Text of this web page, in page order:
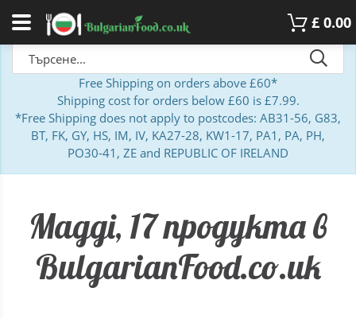
£ 0.00
Free Shipping on orders above £60*
Shipping cost for orders below £60 is £7.99.
*Free Shipping does not apply to postcodes: AB31-56, G83,
BT, FK, GY, HS, IM, IV, KA27-28, KW1-17, PA1, PA, PH,
PO30-41, ZE and REPUBLIC OF IRELAND
Maggi, 17 продукта в
BulgarianFood.co.uk